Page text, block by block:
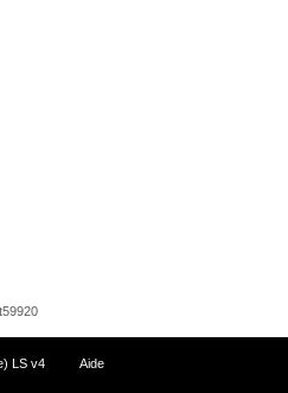
LS v4 Aide